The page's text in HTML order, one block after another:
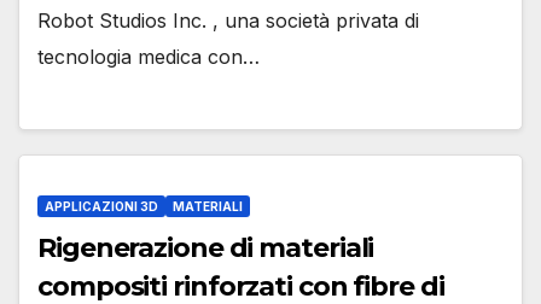
Robot Studios Inc. , una società privata di
tecnologia medica con…
APPLICAZIONI 3D MATERIALI
Rigenerazione di materiali
compositi rinforzati con fibre di